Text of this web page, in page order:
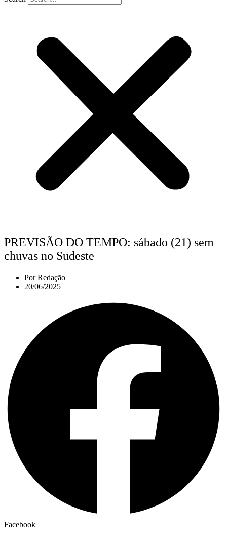
PREVISÃO DO TEMPO: sábado (21) sem
chuvas no Sudeste
PorRedação
20/06/2025
Facebook